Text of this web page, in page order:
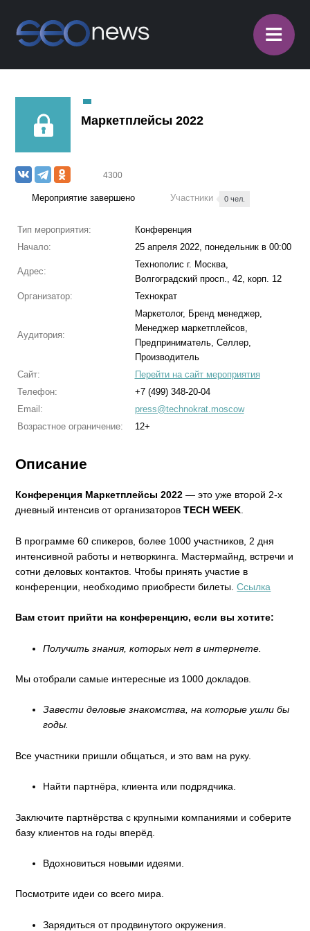
≡
Маркетплейсы 2022
4300
Мероприятие завершено Участники 0 чел.
Тип мероприятия:
Конференция
Начало:
25 апреля 2022, понедельник в 00:00
Адрес:
Технополис г. Москва,
Волгоградский просп., 42, корп. 12
Организатор:
Технократ
Аудитория:
Маркетолог, Бренд менеджер,
Менеджер маркетплейсов,
Предприниматель, Селлер,
Производитель
Сайт:
Перейти на сайт мероприятия
Телефон:
+7 (499) 348-20-04
Email:
press@technokrat.moscow
Возрастное ограничение:
12+
Описание
Конференция Маркетплейсы 2022 — это уже второй 2-х
дневный интенсив от организаторовTECH WEEK.
В программе 60 спикеров, более 1000 участников, 2 дня
интенсивной работы и нетворкинга. Мастермайнд, встречи и
сотни деловых контактов. Чтобы принять участие в
конференции, необходимо приобрести билеты.Ссылка
Вам стоит прийти на конференцию, если вы хотите:
Получить знания, которых нет в интернете
Мы отобрали самые интересные из 1000 докладов.
Завести деловые знакомства, на которые ушли бы
годы.
Все участники пришли общаться, и это вам на руку.
Найти партнёра, клиента или подрядчика.
Заключите партнёрства с крупными компаниями и соберите
базу клиентов на годы вперёд.
Вдохновиться новыми идеями.
Посмотрите идеи со всего мира.
Зарядиться от продвинутого окружения.